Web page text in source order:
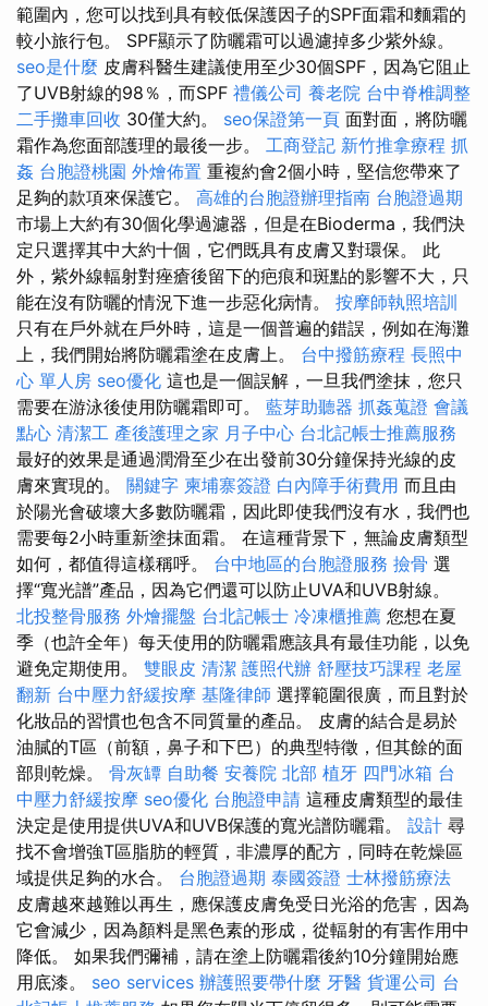
範圍內，您可以找到具有較低保護因子的SPF面霜和麵霜的
較小旅行包。 SPF顯示了防曬霜可以過濾掉多少紫外線。
seo是什麼 皮膚科醫生建議使用至少30個SPF，因為它阻止
了UVB射線的98％，而SPF 禮儀公司 養老院 台中脊椎調整
二手攤車回收 30僅大約。 seo保證第一頁 面對面，將防曬
霜作為您面部護理的最後一步。 工商登記 新竹推拿療程 抓
姦 台胞證桃園 外燴佈置 重複約會2個小時，堅信您帶來了
足夠的款項來保護它。 高雄的台胞證辦理指南 台胞證過期
市場上大約有30個化學過濾器，但是在Bioderma，我們決
定只選擇其中大約十個，它們既具有皮膚又對環保。 此
外，紫外線輻射對痤瘡後留下的疤痕和斑點的影響不大，只
能在沒有防曬的情況下進一步惡化病情。 按摩師執照培訓
只有在戶外就在戶外時，這是一個普遍的錯誤，例如在海灘
上，我們開始將防曬霜塗在皮膚上。 台中撥筋療程 長照中
心 單人房 seo優化 這也是一個誤解，一旦我們塗抹，您只
需要在游泳後使用防曬霜即可。 藍芽助聽器 抓姦蒐證 會議
點心 清潔工 產後護理之家 月子中心 台北記帳士推薦服務
最好的效果是通過潤滑至少在出發前30分鐘保持光線的皮
膚來實現的。 關鍵字 柬埔寨簽證 白內障手術費用 而且由
於陽光會破壞大多數防曬霜，因此即使我們沒有水，我們也
需要每2小時重新塗抹面霜。 在這種背景下，無論皮膚類型
如何，都值得這樣稱呼。 台中地區的台胞證服務 撿骨 選
擇“寬光譜”產品，因為它們還可以防止UVA和UVB射線。
北投整骨服務 外燴擺盤 台北記帳士 冷凍櫃推薦 您想在夏
季（也許全年）每天使用的防曬霜應該具有最佳功能，以免
避免定期使用。 雙眼皮 清潔 護照代辦 舒壓技巧課程 老屋
翻新 台中壓力舒緩按摩 基隆律師 選擇範圍很廣，而且對於
化妝品的習慣也包含不同質量的產品。 皮膚的結合是易於
油膩的T區（前額，鼻子和下巴）的典型特徵，但其餘的面
部則乾燥。 骨灰罈 自助餐 安養院 北部 植牙 四門冰箱 台
中壓力舒緩按摩 seo優化 台胞證申請 這種皮膚類型的最佳
決定是使用提供UVA和UVB保護的寬光譜防曬霜。 設計 尋
找不會增強T區脂肪的輕質，非濃厚的配方，同時在乾燥區
域提供足夠的水合。 台胞證過期 泰國簽證 士林撥筋療法
皮膚越來越難以再生，應保護皮膚免受日光浴的危害，因為
它會減少，因為顏料是黑色素的形成，從輻射的有害作用中
降低。 如果我們彌補，請在塗上防曬霜後約10分鐘開始應
用底漆。 seo services 辦護照要帶什麼 牙醫 貨運公司 台